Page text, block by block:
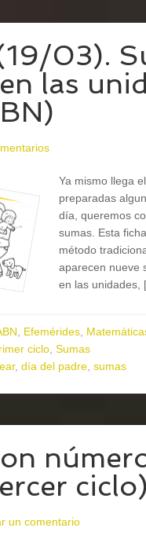
03).
las
Ya mismo llega
preparadas
día, queremos
sumas. Esta
método
aparecen nueve
en las
, Efemérides,
ciclo, Sumas
, día del padre, sumas
ciclo)
un comentario